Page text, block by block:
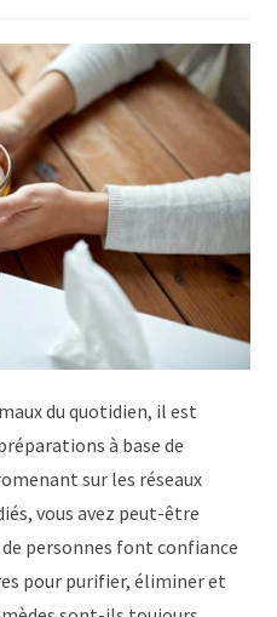
du quotidien, il est
à base de
sur les réseaux
vous avez peut-être
personnes font confiance
pour purifier, éliminer et